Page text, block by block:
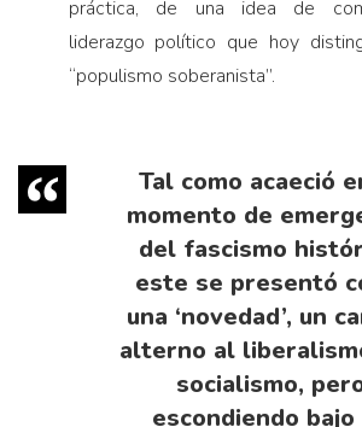
práctica, de una idea de
liderazgo político que hoy
“populismo soberanista”.
Tal como acaeció
momento de
del fascismo
este se presentó
una ‘novedad’, un
alterno al
socialismo,
escondiendo bajo